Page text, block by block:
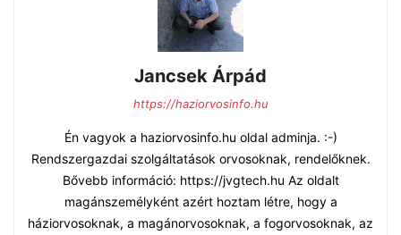
Jancsek Árpád
https://haziorvosinfo.hu
Én vagyok a haziorvosinfo.hu oldal adminja. :-)
Rendszergazdai szolgáltatások orvosoknak, rendelőknek.
Bővebb információ: https://jvgtech.hu Az oldalt
magánszemélyként azért hoztam létre, hogy a
háziorvosoknak, a magánorvosoknak, a fogorvosoknak, az